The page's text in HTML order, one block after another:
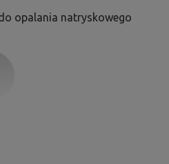
opalania natryskowego